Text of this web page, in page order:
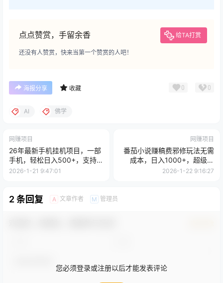
点点赞赏，手留余香 给TA打赏
还没有人赞赏，快来当第一个赞赏的人吧！
海报分享 收藏 0 0
AI 佛学
网赚项目
26年最新手机挂机项目，一部
手机，轻松日入500+，支持矩
阵放大
2026-1-21 9:47:01
网赚项目
番茄小说赚稿费邪修玩法无需
成本，日入1000+，超级简
单！
2026-1-22 9:16:27
2 条回复 A 文章作者 M 管理员
您必须登录或注册以后才能发表评论